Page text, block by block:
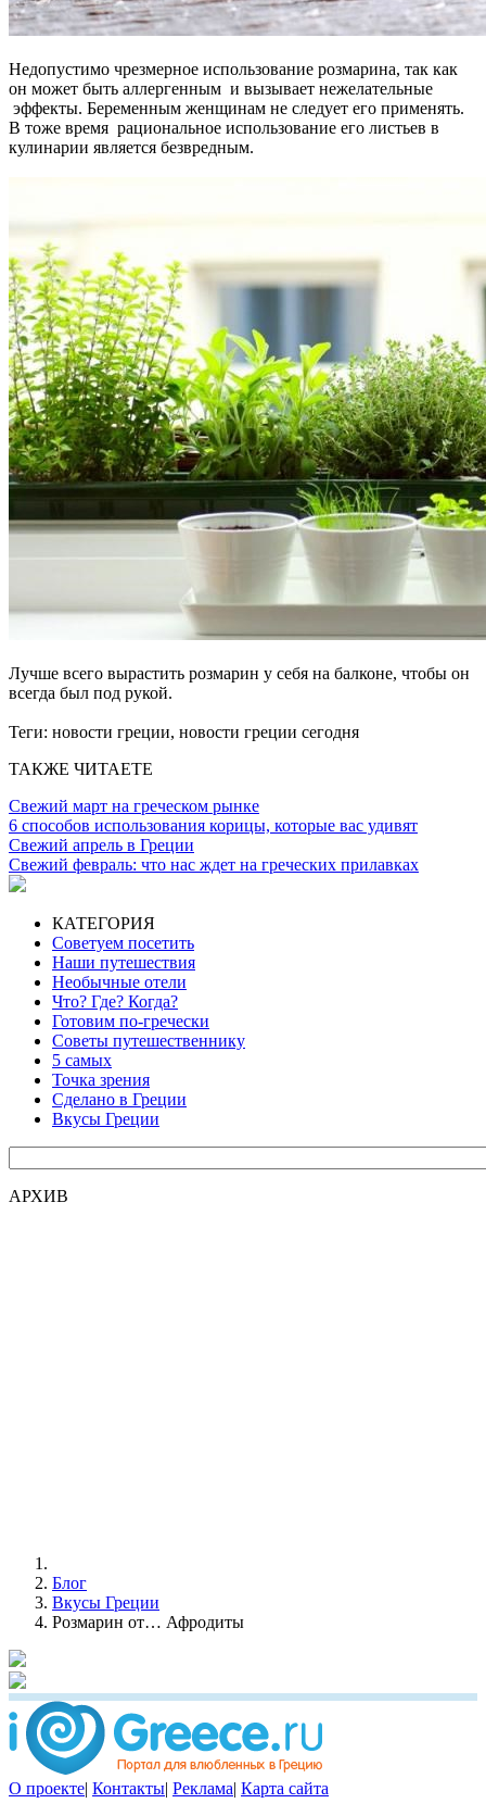
Недопустимо чрезмерное использование розмарина, так как
он может быть аллергенным и вызывает нежелательные
эффекты. Беременным женщинам не следует его применять.
В тоже время рациональное использование его листьев в
кулинарии является безвредным.
Лучше всего вырастить розмарин у себя на балконе, чтобы он
всегда был под рукой.
Теги: новости греции, новости греции сегодня
ТАКЖЕ ЧИТАЕТЕ
Cвежий март на греческом рынке
6 способов использования корицы, которые вас удивят
Свежий апрель в Греции
Свежий февраль: что нас ждет на греческих прилавках
КАТЕГОРИЯ
Советуем посетить
Наши путешествия
Необычные отели
Что? Где? Когда?
Готовим по-гречески
Советы путешественнику
5 самых
Точка зрения
Сделано в Греции
Вкусы Греции
АРХИВ
Блог
Вкусы Греции
Розмарин от… Афродиты
О проекте| Контакты| Реклама| Карта сайта